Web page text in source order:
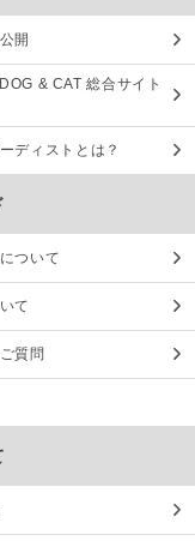
開
& CAT 総合サイト
ディストとは？
ついて
て
質問